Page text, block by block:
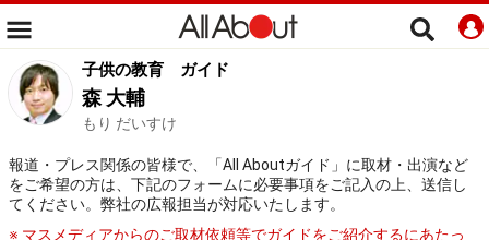
子供の教育 ガイド
森 大輔
もり だいすけ
報道・プレス関係の皆様で、「All Aboutガイド」に取材・出演など
をご希望の方は、下記のフォームに必要事項をご記入の上、送信し
てください。弊社の広報担当が対応いたします。
※ マスメディアからのご取材依頼等でガイドをご紹介するにあたっ